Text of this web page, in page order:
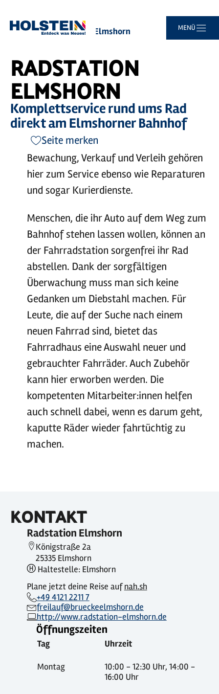
Hauptinhalt
Suche
Navigation
Footer
MENÜ
Sie
Startseite Radstation Elmshorn
RADSTATION
ELMSHORN
Komplettservice rund ums Rad
direkt am Elmshorner Bahnhof
Seite merken
Bewachung, Verkauf und Verleih gehören
hier zum Service ebenso wie Reparaturen
und sogar Kurierdienste.
Menschen, die ihr Auto auf dem Weg zum
Bahnhof stehen lassen wollen, können an
der Fahrradstation sorgenfrei ihr Rad
abstellen. Dank der sorgfältigen
Überwachung muss man sich keine
Gedanken um Diebstahl machen. Für
Leute, die auf der Suche nach einem
neuen Fahrrad sind, bietet das
Fahrradhaus eine Auswahl neuer und
gebrauchter Fahrräder. Auch Zubehör
kann hier erworben werden. Die
kompetenten Mitarbeiter:innen helfen
auch schnell dabei, wenn es darum geht,
kaputte Räder wieder fahrtüchtig zu
machen.
KONTAKT
Radstation Elmshorn
Königstraße 2a
25335 Elmshorn
Haltestelle: Elmshorn
Plane jetzt deine Reise aufnah.sh
+49 4121 2211 7
freilauf@brueckeelmshorn.de
http://www.radstation-elmshorn.de
Öffnungszeiten
Tag Uhrzeit
Montag
10:00 - 12:30 Uhr, 14:00 -
16:00 Uhr